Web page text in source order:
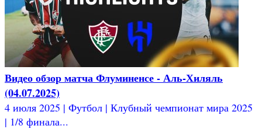
Видео обзор матча Флуминенсе - Аль-Хиляль
(04.07.2025)
4 июля 2025 | Футбол | Клубный чемпионат мира 2025
| 1/8 финала...